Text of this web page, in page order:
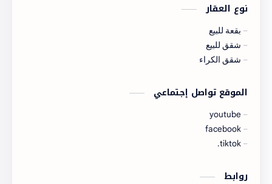
نوع العقار
بقعة للبيع
شقق للبيع
شقق الكراء
الموقع تواصل إجتماعي
youtube
facebook
tiktok.
روابط